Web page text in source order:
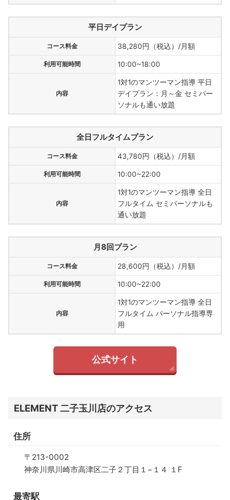
平日デイプラン
コース料金 38,280円（税込）/月額
利用可能時間 10:00~18:00
内容
1対1のマンツーマン指導 平日
デイプラン：月～金 セミパー
ソナルも通い放題
全日フルタイムプラン
コース料金 43,780円（税込）/月額
利用可能時間 10:00~22:00
内容
1対1のマンツーマン指導 全日
フルタイム セミパーソナルも
通い放題
月8回プラン
コース料金 28,600円（税込）/月額
利用可能時間 10:00~22:00
内容
1対1のマンツーマン指導 全日
フルタイム パーソナル指導専
用
公式サイト
ELEMENT 二子玉川店のアクセス
住所
〒213-0002
神奈川県川崎市高津区二子２丁目１−１４ １F
最寄駅